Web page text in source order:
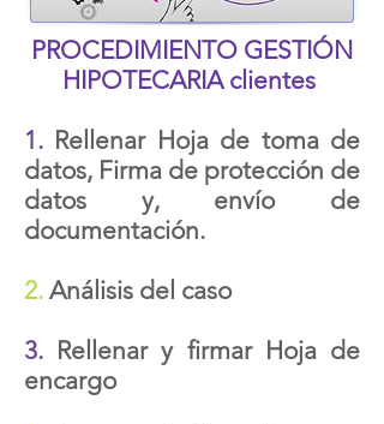
PROCEDIMIENTO GESTIÓN
HIPOTECARIA clientes
1. Rellenar Hoja de toma de
datos, Firma de protección de
datos y, envío de
documentación.
2. Análisis del caso
3. Rellenar y firmar Hoja de
encargo